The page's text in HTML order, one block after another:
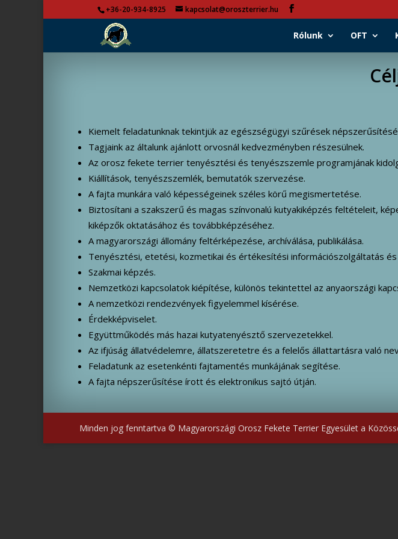
+36-20-934-8925 kapcsolat@oroszterrier.hu
Rólunk OFT
Kiemelt feladatunknak tekintjük az egészségügyi szűrések
Tagjaink az általunk ajánlott orvosnál kedvezményben részesülnek.
Az orosz fekete terrier tenyésztési és tenyészszemle programjának
Kiállítások, tenyészszemlék, bemutatók szervezése.
A fajta munkára való képességeinek széles körű megismertetése.
Biztosítani a szakszerű és magas színvonalú kutyakiképzés feltételeit,
kiképzők oktatásához és továbbképzéséhez.
A magyarországi állomány feltérképezése, archíválása, publikálása.
Tenyésztési, etetési, kozmetikai és értékesítési információszolgáltatás és
Szakmai képzés.
Nemzetközi kapcsolatok kiépítése, különös tekintettel az anyaországi
A nemzetközi rendezvények figyelemmel kísérése.
Érdekképviselet.
Együttműködés más hazai kutyatenyésztő szervezetekkel.
Az ifjúság állatvédelemre, állatszeretetre és a felelős állattartásra való
Feladatunk az esetenkénti fajtamentés munkájának segítése.
A fajta népszerűsítése írott és elektronikus sajtó útján.
Minden jog fenntartva © Magyarországi Orosz Fekete Terrier Egyesület a